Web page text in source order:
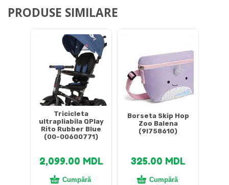
PRODUSE SIMILARE
Tricicleta
ultrapliabila QPlay
Rito Rubber Blue
(00-00600771)
2,099.00 MDL
Cumpără
Borseta Skip Hop
Zoo Balena
(9I758610)
325.00 MDL
Cumpără